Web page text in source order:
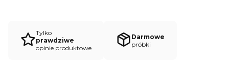
Tylko
prawdziwe
opinie produktowe
Darmowe
próbki